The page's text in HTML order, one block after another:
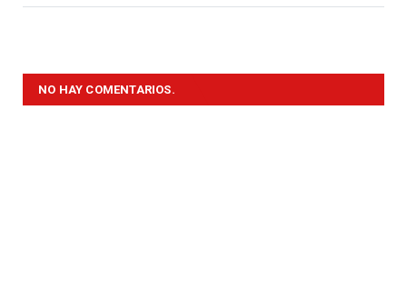
NO HAY COMENTARIOS.